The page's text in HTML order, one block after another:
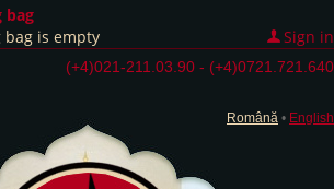
bag
bag is empty
Sign in
(+4)021-211.03.90 - (+4)0721.721.640
Română • English